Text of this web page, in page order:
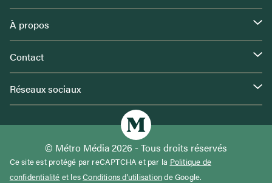
À propos
Contact
Réseaux sociaux
© Métro Média 2026 - Tous droits réservés
Ce site est protégé par reCAPTCHA et par la Politique de
confidentialité et lesConditions d'utilisationde Google.